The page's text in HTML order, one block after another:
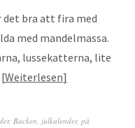
det bra att fira med
med mandelmassa.
lussekatterna, lite
Weiterlesen
, Backen julkalender, på